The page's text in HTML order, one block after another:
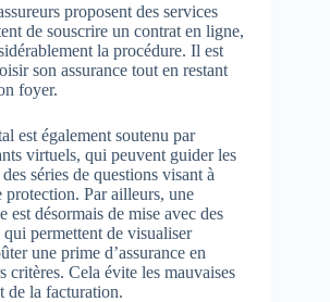
proposent des services
de souscrire un contrat en ligne,
la procédure. Il est
son assurance tout en restant
foyer.
est également soutenu par
virtuels, qui peuvent guider les
séries de questions visant à
Par ailleurs, une
est désormais de mise avec des
permettent de visualiser
une prime d’assurance en
critères. Cela évite les mauvaises
de la facturation.